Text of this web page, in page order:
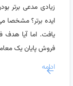
زیادی مدعی برتر
ایده برتر؟ مشخصا
یافت. اما آیا
فروش پایان یک
ادامه